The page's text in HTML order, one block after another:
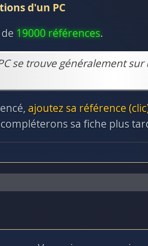
d'un PC
19000 références.
se trouve généralement
ajoutez sa référence
sa fiche plus